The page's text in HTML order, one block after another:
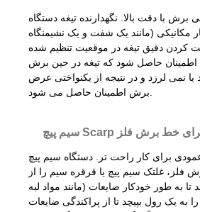
با دقت بالا. نگهدارنده تیغه دستگاه
مکانیکی (مانند یک شفت و یک نشیمنگاه
کردن دقیق تیغه در موقعیت تنظیم شده
اطمینان حاصل شود که تیغه در حین برش
نمی لرزد و در نتیجه از یکنواختی عرض
برای کار راحت تر. دستگاه سیم پیچ
فلز، غلتک سیم پیچ یا قرقره سیم را از
به طور خودکار ضایعات (مانند مواد لبه
به یک رول بپیچد تا از پراکندگی ضایعات